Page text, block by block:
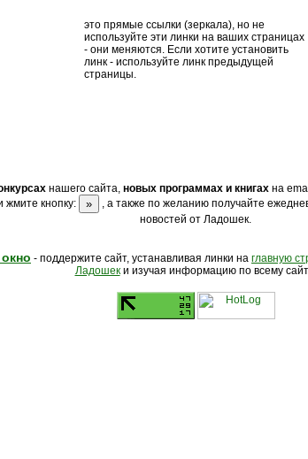
это прямые ссылки (зеркала), но не
используйте эти линки на ваших страницах
- они меняются. Если хотите установить
линк - используйте линк предыдущей
страницы.
нашего сайта, новых программах и книгах на
жмите кнопку:
, а также по желанию получайте
новостей от Ладошек.
- поддержите сайт, устанавливая линки на главную
Ладошеки изучая информацию по всему